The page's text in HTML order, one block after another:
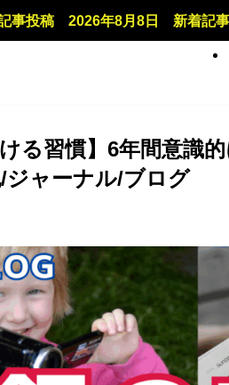
事投稿 2026年8月8日 新着記
る習慣】6年間意識
ジャーナル/ブログ